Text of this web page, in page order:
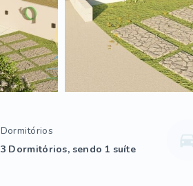
Dormitórios
3 Dormitórios, sendo 1 suíte